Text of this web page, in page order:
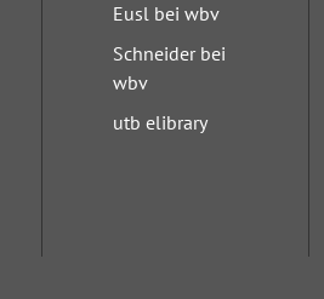
Eusl bei wbv
Schneider bei
wbv
utb elibrary